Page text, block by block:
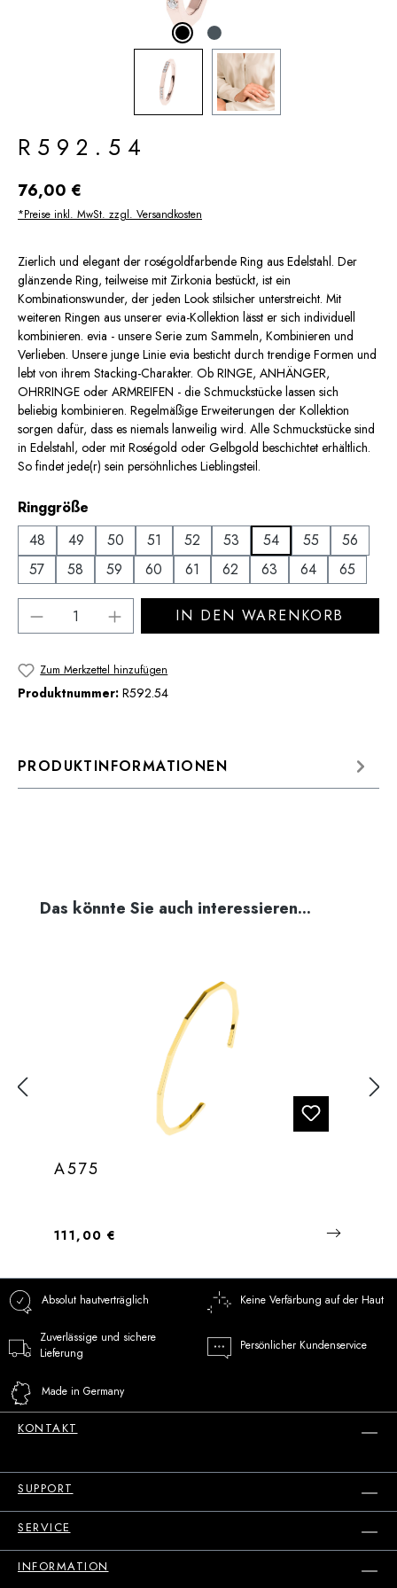
R592.54
Regulärer Preis:
76,00 €
*Preise inkl. MwSt. zzgl. Versandkosten
Zierlich und elegant der roségoldfarbende Ring aus Edelstahl. Der
glänzende Ring, teilweise mit Zirkonia bestückt, ist ein
Kombinationswunder, der jeden Look stilsicher unterstreicht. Mit
weiteren Ringen aus unserer evia-Kollektion lässt er sich individuell
kombinieren. evia - unsere Serie zum Sammeln, Kombinieren und
Verlieben. Unsere junge Linie evia besticht durch trendige Formen und
lebt von ihrem Stacking-Charakter. Ob RINGE, ANHÄNGER,
OHRRINGE oder ARMREIFEN - die Schmuckstücke lassen sich
beliebig kombinieren. Regelmäßige Erweiterungen der Kollektion
sorgen dafür, dass es niemals lanweilig wird. Alle Schmuckstücke sind
in Edelstahl, oder mit Roségold oder Gelbgold beschichtet erhältlich.
So findet jede(r) sein persöhnliches Lieblingsteil.
Ringgröße
48
49 50 51 52 53 54 55
56
57
58 59 60 61 62 63 64 65
Produkt Anzahl: Gib den gewünschten
IN DEN WARENKORB
Zum Merkzettel hinzufügen
Produktnummer: R592.54
PRODUKTINFORMATIONEN
Produktgalerie überspringen
Das könnte Sie auch interessieren...
A575
Regulärer Preis:
111,00 €
Absolut hautverträglich Keine Verfärbung auf der Haut
Zuverlässige und sichere
Lieferung
Persönlicher Kundenservice
Made in Germany
KONTAKT
SUPPORT
SERVICE
INFORMATION